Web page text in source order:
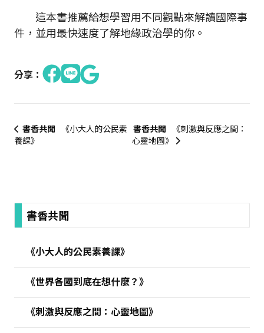
這本書推薦給想學習用不同觀點來解讀國際事
件，並用最快速度了解地緣政治學的你。
分享：
書香共聞
《小大人的公民素
養課》
書香共聞
《刺激與反應之間：
心靈地圖》
:::書香共聞
《小大人的公民素養課》
《世界各國到底在想什麼？》
《刺激與反應之間：心靈地圖》